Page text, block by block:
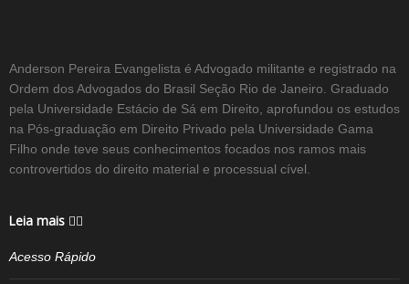
Anderson Pereira Evangelista é Advogado militante e registrado na
Ordem dos Advogados do Brasil Seção Rio de Janeiro. Graduado
pela Universidade Estácio de Sá em Direito, aprofundou os estudos
na Pós-graduação em Direito Privado pela Universidade Gama
Filho onde teve seus conhecimentos focados nos ramos mais
controvertidos do direito material e processual cível.
Leia mais
Acesso Rápido